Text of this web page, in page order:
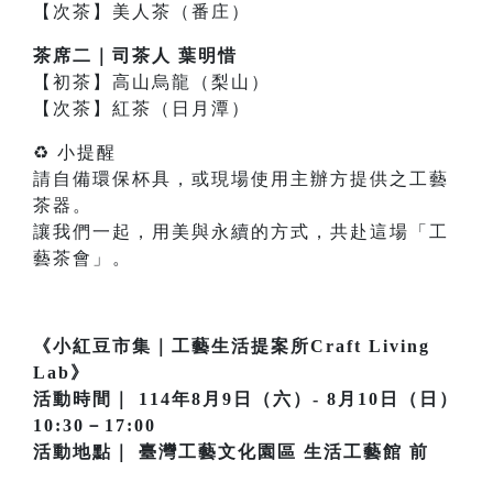
【次茶】美人茶（番庄）
茶席二｜司茶人 葉明惜
【初茶】高山烏龍（梨山）
【次茶】紅茶（日月潭）
♻ 小提醒
請自備環保杯具，或現場使用主辦方提供之工藝
茶器。
讓我們一起，用美與永續的方式，共赴這場「工
藝茶會」。
《小紅豆市集｜工藝生活提案所Craft Living
Lab》
活動時間｜ 114年8月9日（六）- 8月10日（日）
10:30－17:00
活動地點｜ 臺灣工藝文化園區 生活工藝館 前